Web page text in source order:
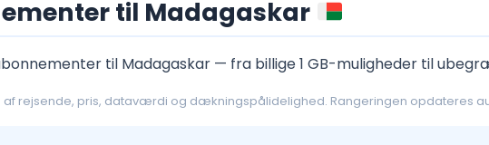
til Madagaskar
til Madagaskar — fra billige 1 GB-muligheder til
rejsende, pris, dataværdi og dækningspålidelighed. Rangeringen opdateres